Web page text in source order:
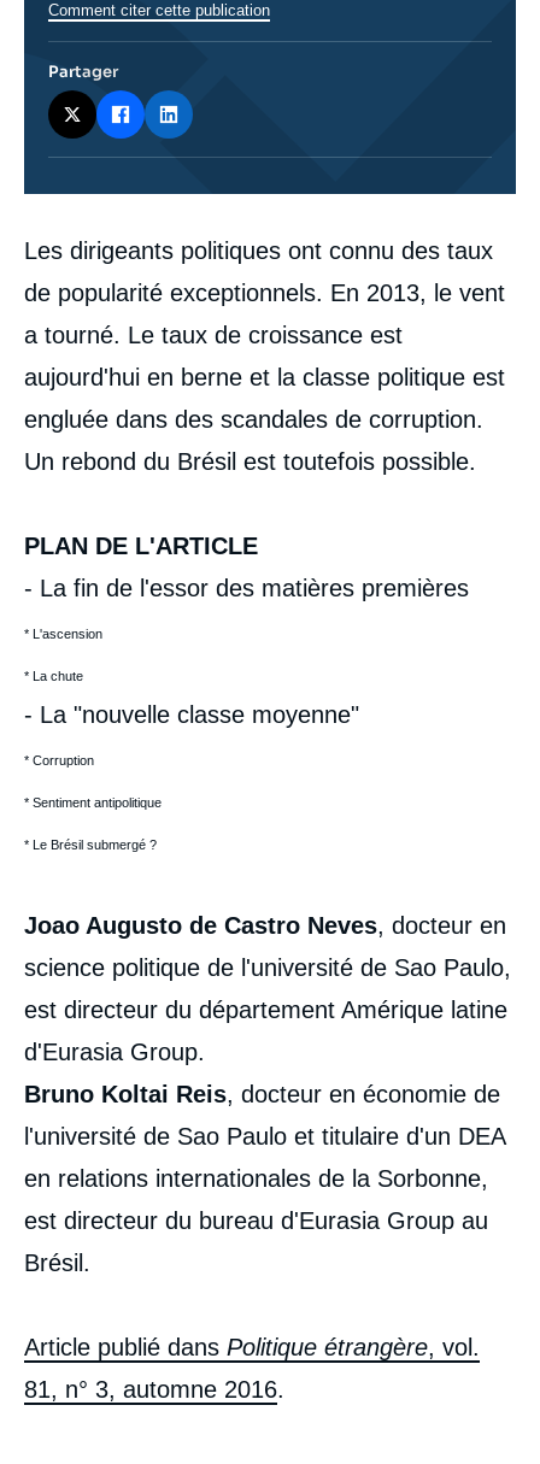
Corps
analyses
Les dirigeants politiques ont connu des taux
de popularité exceptionnels. En 2013, le vent
a tourné. Le taux de croissance est
aujourd'hui en berne et la classe politique est
engluée dans des scandales de corruption.
Un rebond du Brésil est toutefois possible.
PLAN DE L'ARTICLE
- La fin de l'essor des matières premières
* L'ascension
* La chute
- La "nouvelle classe moyenne"
* Corruption
* Sentiment antipolitique
* Le Brésil submergé ?
Joao Augusto de Castro Neves, docteur en
science politique de l'université de Sao Paulo,
est directeur du département Amérique latine
d'Eurasia Group.
Bruno Koltai Reis, docteur en économie de
l'université de Sao Paulo et titulaire d'un DEA
en relations internationales de la Sorbonne,
est directeur du bureau d'Eurasia Group au
Brésil.
Article publié dans Politique étrangère, vol.
81, n° 3, automne 2016.
Comment citer cette publication
Partager